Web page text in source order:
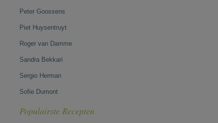
Peter Goossens
Piet Huysentruyt
Roger van Damme
Sandra Bekkari
Sergio Herman
Sofie Dumont
Populairste Recepten